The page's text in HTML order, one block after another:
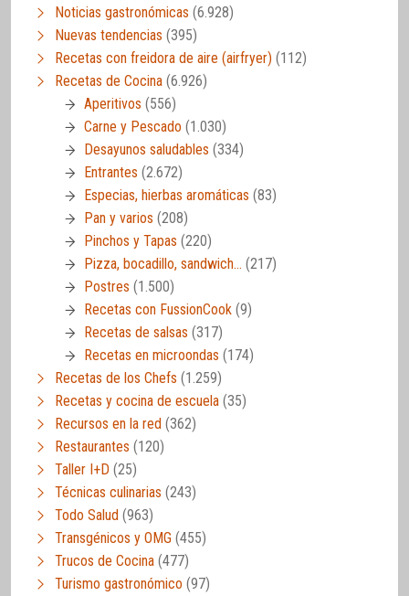
Noticias gastronómicas (6.928)
Nuevas tendencias (395)
Recetas con freidora de aire (airfryer) (112)
Recetas de Cocina (6.926)
Aperitivos (556)
Carne y Pescado (1.030)
Desayunos saludables (334)
Entrantes (2.672)
Especias, hierbas aromáticas (83)
Pan y varios (208)
Pinchos y Tapas (220)
Pizza, bocadillo, sandwich… (217)
Postres (1.500)
Recetas con FussionCook (9)
Recetas de salsas (317)
Recetas en microondas (174)
Recetas de los Chefs (1.259)
Recetas y cocina de escuela (35)
Recursos en la red (362)
Restaurantes (120)
Taller I+D (25)
Técnicas culinarias (243)
Todo Salud (963)
Transgénicos y OMG (455)
Trucos de Cocina (477)
Turismo gastronómico (97)